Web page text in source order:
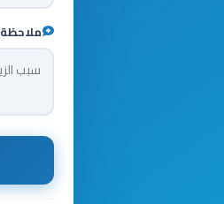
ملاحظة